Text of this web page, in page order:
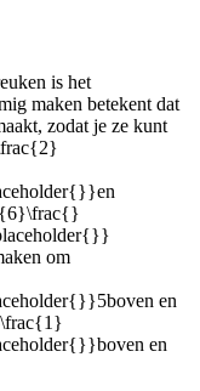
is het
maken betekent dat
zodat je ze kunt
en
om
boven en
boven en